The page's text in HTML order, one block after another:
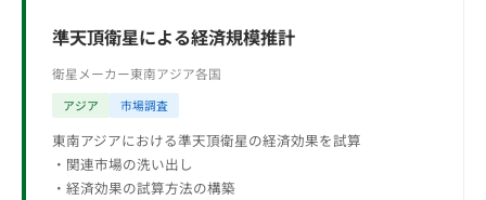
準天頂衛星による経済規模推計
衛星メーカー東南アジア各国
アジア 市場調査
東南アジアにおける準天頂衛星の経済効果を試算
・関連市場の洗い出し
・経済効果の試算方法の構築